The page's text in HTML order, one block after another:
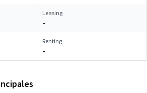
Leasing
–
Renting
–